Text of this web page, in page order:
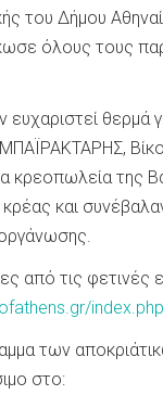
του Δήμου
όλους τους
θερμά
κρεοπωλεία της
και
από τις φετινές
των
στο: